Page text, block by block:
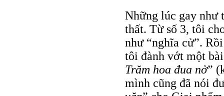
Những lúc gay như
thất. Từ số 3, tôi
như “nghĩa cử”.
tôi đành vớt một
Trăm hoa đua nở”
mình cũng đã nói